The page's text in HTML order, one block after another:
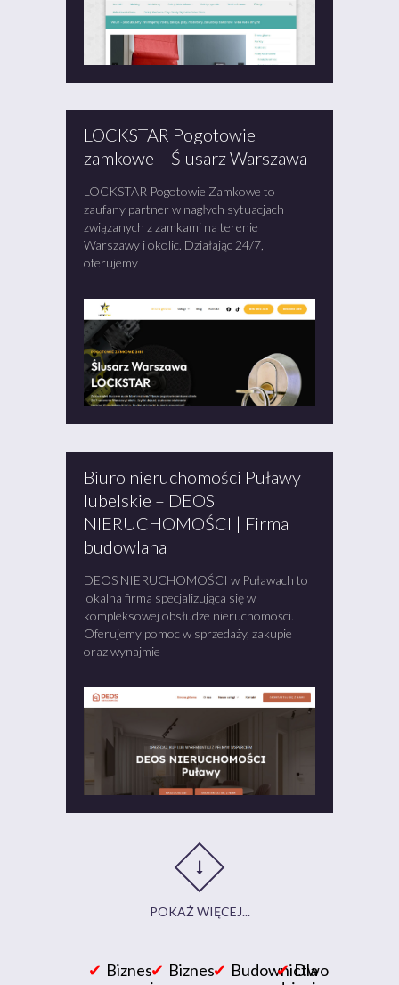
LOCKSTAR Pogotowie
zamkowe – Ślusarz Warszawa
LOCKSTAR Pogotowie Zamkowe to
zaufany partner w nagłych sytuacjach
związanych z zamkami na terenie
Warszawy i okolic. Działając 24/7,
oferujemy
Biuro nieruchomości Puławy
lubelskie – DEOS
NIERUCHOMOŚCI | Firma
budowlana
DEOS NIERUCHOMOŚCI w Puławach to
lokalna firma specjalizująca się w
kompleksowej obsłudze nieruchomości.
Oferujemy pomoc w sprzedaży, zakupie
oraz wynajmie
POKAŻ WIĘCEJ...
Biznes
Biznes
Budownictwo
Dla